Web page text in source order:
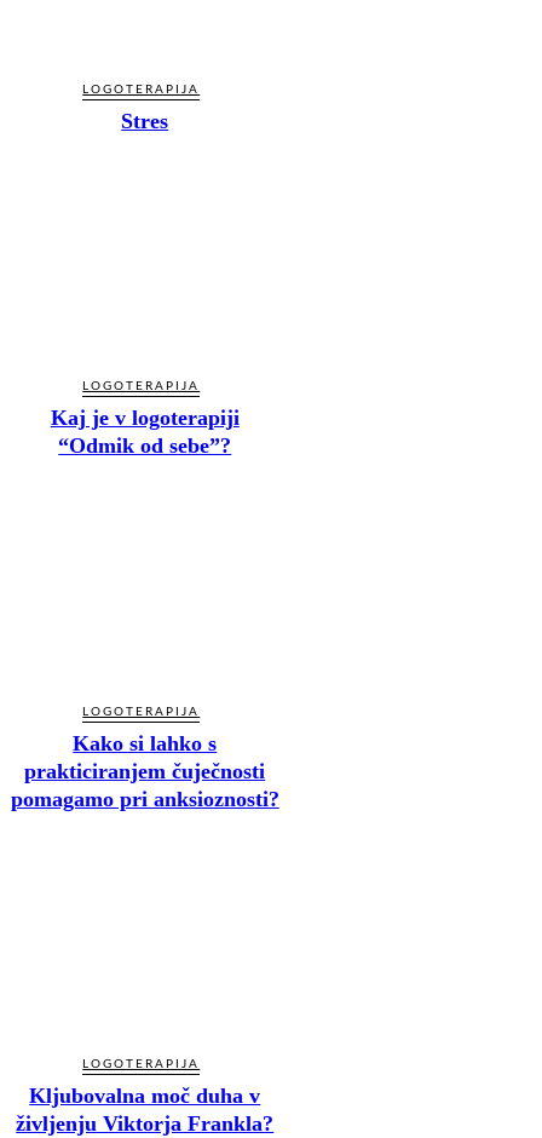
LOGOTERAPIJA
Stres
LOGOTERAPIJA
Kaj je v logoterapiji
“Odmik od sebe”?
LOGOTERAPIJA
Kako si lahko s
prakticiranjem čuječnosti
pomagamo pri anksioznosti?
LOGOTERAPIJA
Kljubovalna moč duha v
življenju Viktorja Frankla?